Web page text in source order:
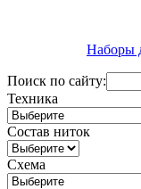
Наборы
Поиск по сайту:
Техника
Состав ниток
Схема